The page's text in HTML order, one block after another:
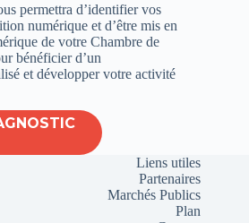
permettra d’identifier vos
numérique et d’être mis en
de votre Chambre de
bénéficier d’un
et développer votre activité
Liens utiles
Partenaires
Marchés Publics
Plan